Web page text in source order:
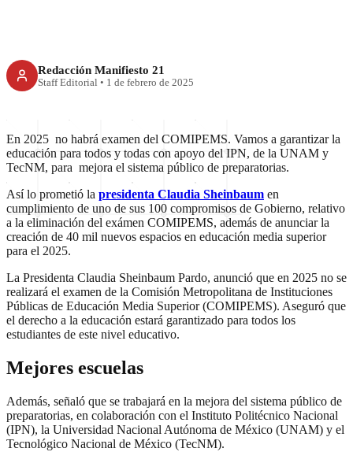
Redacción Manifiesto 21
Staff Editorial • 1 de febrero de 2025
En 2025 no habrá examen del COMIPEMS. Vamos a garantizar la
educación para todos y todas con apoyo del IPN, de la UNAM y
TecNM, para mejora el sistema público de preparatorias.
Así lo prometió la presidenta Claudia Sheinbaum en
cumplimiento de uno de sus 100 compromisos de Gobierno, relativo
a la eliminación del exámen COMIPEMS, además de anunciar la
creación de 40 mil nuevos espacios en educación media superior
para el 2025.
La Presidenta Claudia Sheinbaum Pardo, anunció que en 2025 no se
realizará el examen de la Comisión Metropolitana de Instituciones
Públicas de Educación Media Superior (COMIPEMS). Aseguró que
el derecho a la educación estará garantizado para todos los
estudiantes de este nivel educativo.
Mejores escuelas
Además, señaló que se trabajará en la mejora del sistema público de
preparatorias, en colaboración con el Instituto Politécnico Nacional
(IPN), la Universidad Nacional Autónoma de México (UNAM) y el
Tecnológico Nacional de México (TecNM).